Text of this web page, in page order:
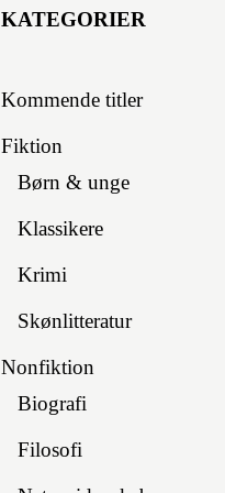
KATEGORIER
Kommende titler
Fiktion
Børn & unge
Klassikere
Krimi
Skønlitteratur
Nonfiktion
Biografi
Filosofi